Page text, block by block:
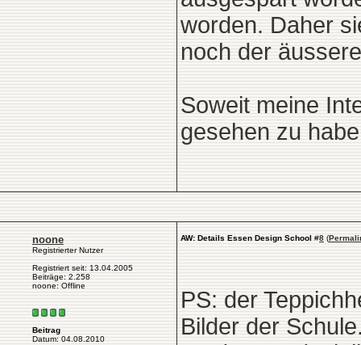
worden. Daher
noch der
Soweit meine
gesehen zu
noone
Registrierter Nutzer
Registriert seit: 13.04.2005
Beiträge: 2.258
noone: Offline
Beitrag
Datum: 04.08.2010
AW: Details Essen Design School #8 (
PS: der
Bilder der